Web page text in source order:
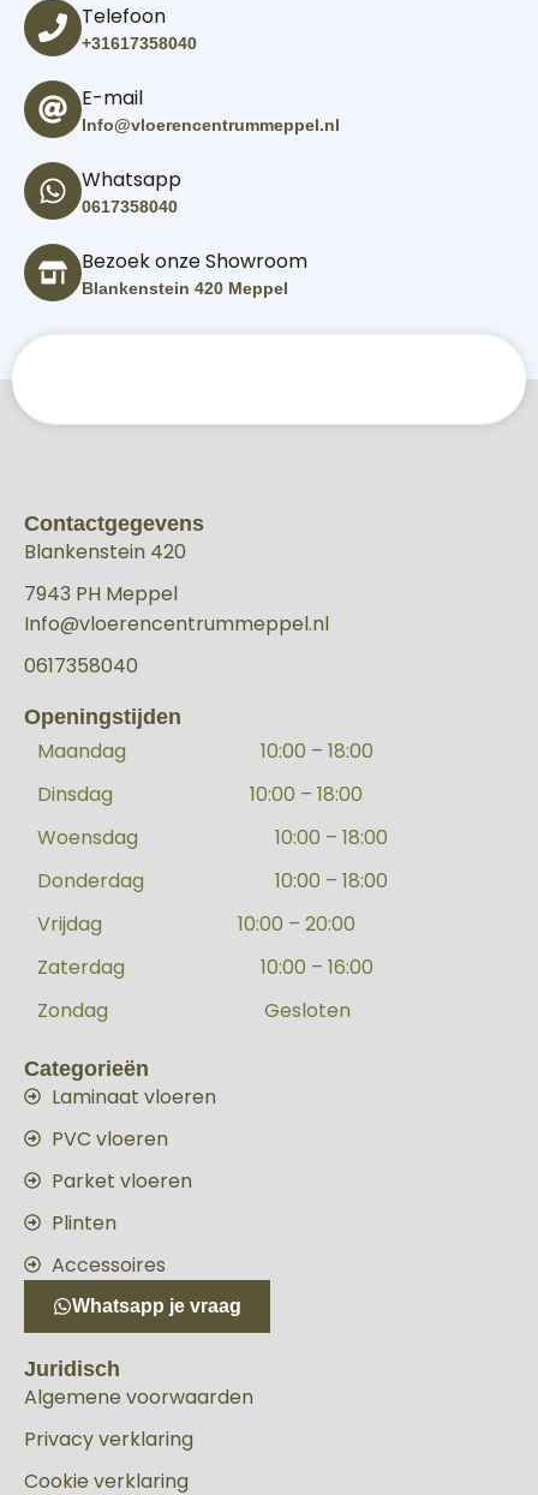
Telefoon
+31617358040
E-mail
Info@vloerencentrummeppel.nl
Whatsapp
0617358040
Bezoek onze Showroom
Blankenstein 420 Meppel
Contactgegevens
Blankenstein 420
7943 PH Meppel
Info@vloerencentrummeppel.nl
0617358040
Openingstijden
Maandag
10:00 – 18:00
Dinsdag
10:00 – 18:00
Woensdag
10:00 – 18:00
Donderdag
10:00 – 18:00
Vrijdag
10:00 – 20:00
Zaterdag
10:00 – 16:00
Zondag
Gesloten
Categorieën
Laminaat vloeren
PVC vloeren
Parket vloeren
Plinten
Accessoires
Whatsapp je vraag
Juridisch
Algemene voorwaarden
Privacy verklaring
Cookie verklaring